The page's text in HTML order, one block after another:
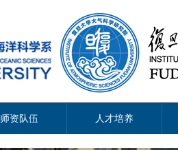
师资队伍 人才培养